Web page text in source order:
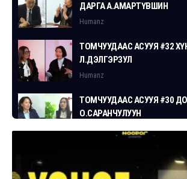
ДАРГА А.АМАРТҮВШИН
Humanz
ТОМЧУУДААС АСУУЯ #32
Л.ДЭЛГЭРЗУЛ
Humanz
ТОМЧУУДААС АСУУЯ #30
О.САРАНЧУЛУУН
Humanz
ТОМЧУУДААС АСУУЯ #29
Humanz